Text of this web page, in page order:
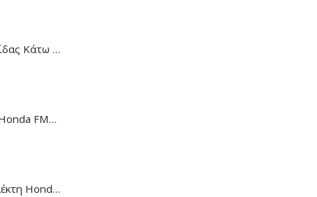
Κάλυμμα Αλυσίδας Κάτω Honda C-90
Ντίζα Κοντέρ Honda FMX-650
Μανέτα Συμπλέκτη Honda CB/CBR-650R